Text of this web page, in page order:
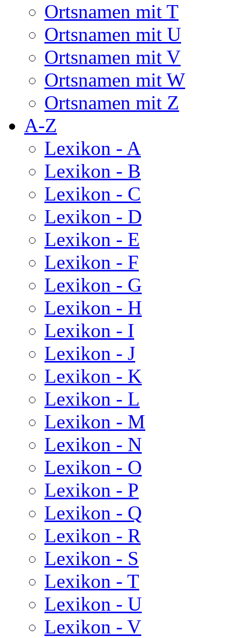
Ortsnamen mit T
Ortsnamen mit U
Ortsnamen mit V
Ortsnamen mit W
Ortsnamen mit Z
A-Z
Lexikon - A
Lexikon - B
Lexikon - C
Lexikon - D
Lexikon - E
Lexikon - F
Lexikon - G
Lexikon - H
Lexikon - I
Lexikon - J
Lexikon - K
Lexikon - L
Lexikon - M
Lexikon - N
Lexikon - O
Lexikon - P
Lexikon - Q
Lexikon - R
Lexikon - S
Lexikon - T
Lexikon - U
Lexikon - V